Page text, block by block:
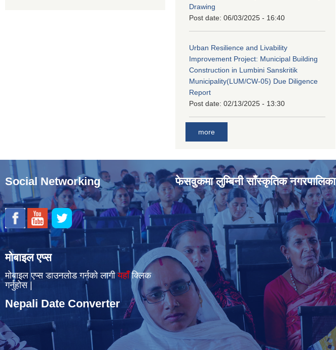
Drawing
Post date: 06/03/2025 - 16:40
Urban Resilience and Livability
Improvement Project: Municipal Building
Construction in Lumbini Sanskritik
Municipality(LUM/CW-05) Due Diligence
Report
Post date: 02/13/2025 - 13:30
more
Social Networking
मोबाइल एप्स
मोबाइल एप्स डाउनलोड गर्नको लागीयहाँँक्लिक
गर्नुहोस |
Nepali Date Converter
फेसवुकमा लुम्बिनी साँस्कृतिक नगरपालिका